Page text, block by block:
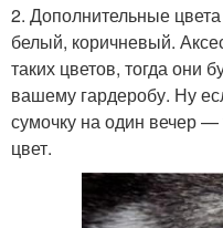
2. Дополнительные
белый, коричневый.
таких цветов, тогда они
вашему гардеробу. Ну
сумочку на один вечер —
цвет.